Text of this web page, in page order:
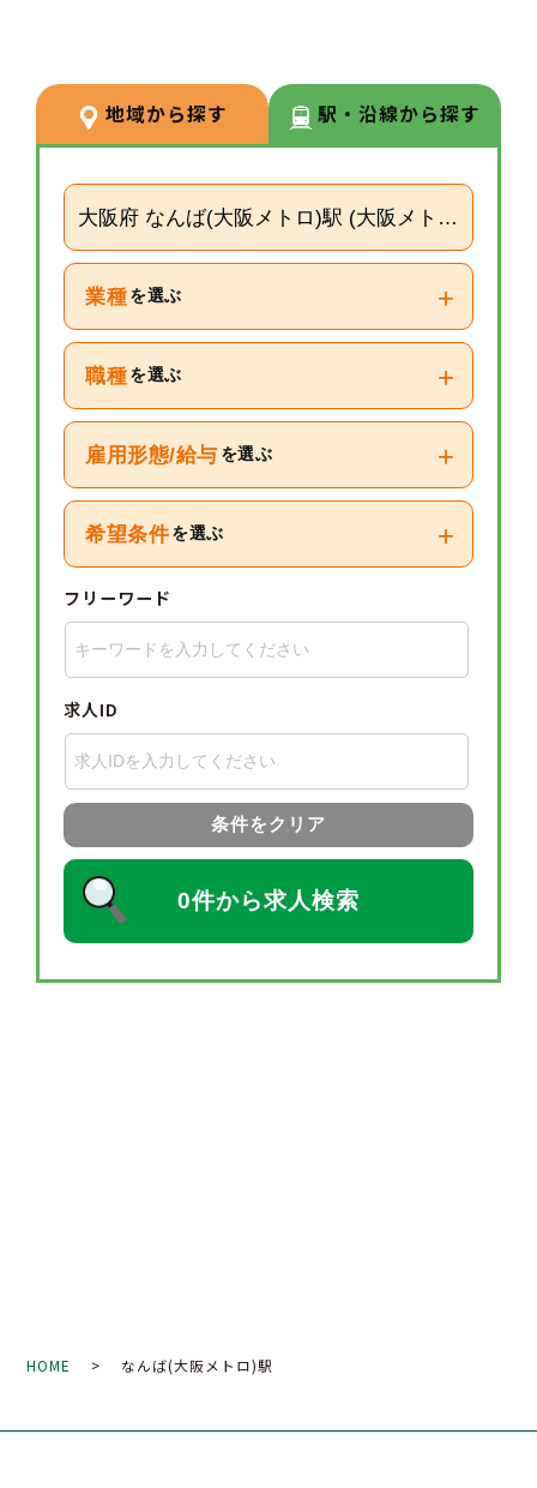
ーターや研修など＋αの業務チャ
レンジの可能性もございます。
地域から探す 駅・沿線から探す
大阪府 なんば(大阪メトロ)駅 (大阪メトロ四つ橋
業種 を選ぶ +
職種 を選ぶ +
雇用形態/給与 を選ぶ +
希望条件 を選ぶ +
フリーワード
求人ID
条件をクリア
0件から求人検索
HOME > なんば(大阪メトロ)駅